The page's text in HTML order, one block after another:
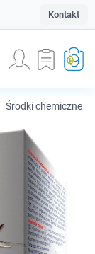
Kontakt
Środki chemiczne